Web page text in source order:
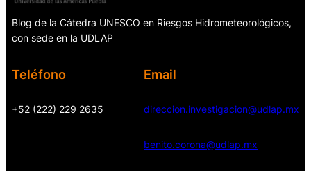
Blog de la Cátedra UNESCO en Riesgos Hidrometeorológicos,
con sede en la UDLAP
Teléfono
+52 (222) 229 2635
Email
direccion.investigacion@udlap.mx
benito.corona@udlap.mx